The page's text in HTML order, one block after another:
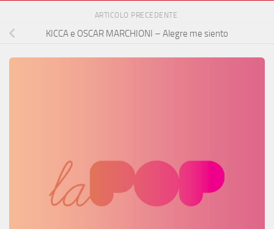
ARTICOLO PRECEDENTE
KICCA e OSCAR MARCHIONI – Alegre me siento